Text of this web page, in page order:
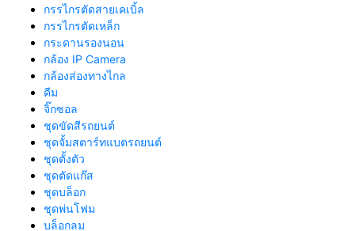
กรรไกรตัดสายเคเบิ้ล
กรรไกรตัดเหล็ก
กระดานรองนอน
กล้อง IP Camera
กล้องส่องทางไกล
คีม
จิ๊กซอล
ชุดขัดสีรถยนต์​
ชุดจั้มสตาร์ทแบตรถยนต์
ชุดตั้งตัว
ชุดตัดแก๊ส
ชุดบล็อก
ชุดพ่นโฟม
บล็อกลม